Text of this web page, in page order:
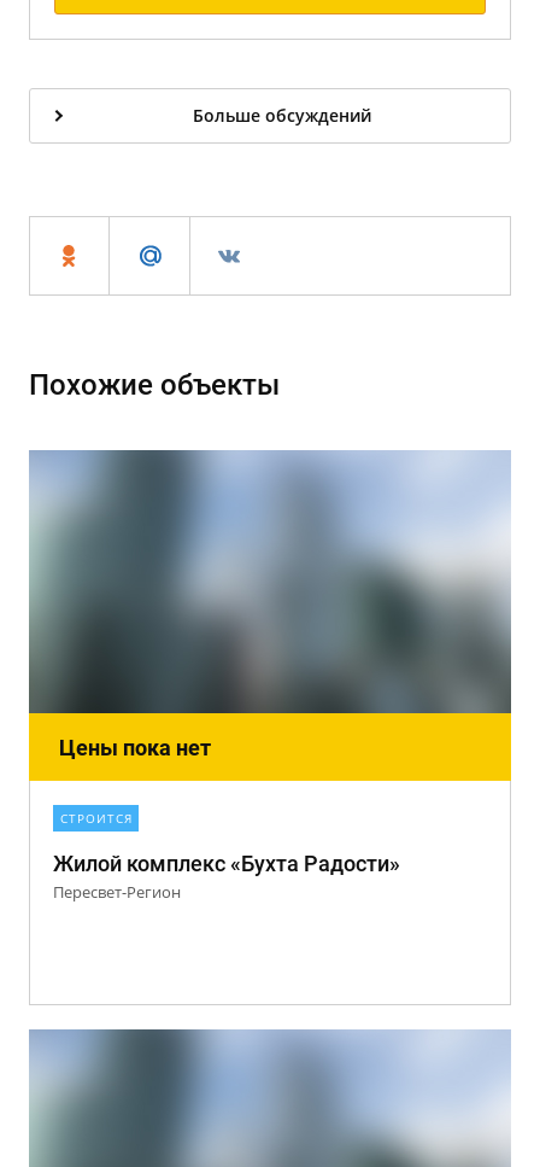
Больше обсуждений
Похожие объекты
Цены пока нет
СТРОИТСЯ
Жилой комплекс «Бухта Радости»
Пересвет-Регион